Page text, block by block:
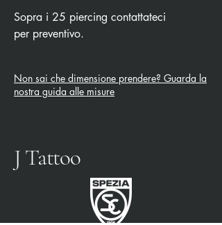
Sopra i 25 piercing contattateci
per preventivo.
Non sai che dimensione prendere? Guarda la
nostra guida alle misure
J Tattoo